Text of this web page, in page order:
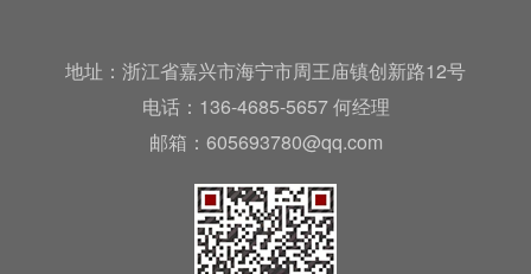
地址：浙江省嘉兴市海宁市周王庙镇创新路12号
电话：136-4685-5657 何经理
邮箱：605693780@qq.com